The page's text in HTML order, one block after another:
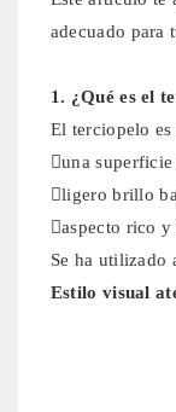
adecuado para
1. ¿Qué es el
El terciopelo
una
ligero brillo
aspecto rico y
Se ha utilizado
Estilo visual